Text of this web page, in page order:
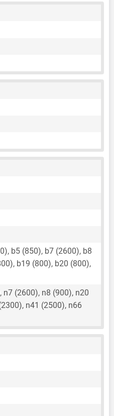
b5 (850), b7 (2600), b8
b19 (800), b20 (800),
n7 (2600), n8 (900), n20
n41 (2500), n66